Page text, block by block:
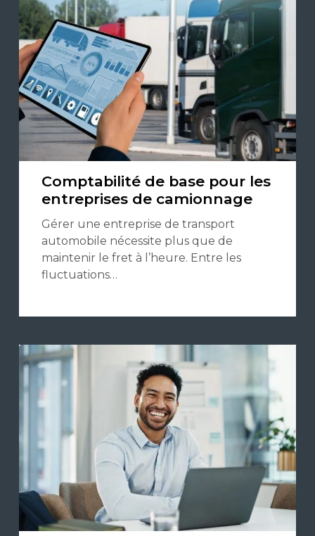
Comptabilité de base pour les
entreprises de camionnage
Gérer une entreprise de transport
automobile nécessite plus que de
maintenir le fret à l’heure. Entre les
fluctuations…